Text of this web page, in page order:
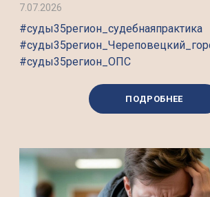
7.07.2026
#суды35регион_судебнаяпрактика
#суды35регион_ОПС
ПОДРОБНЕЕ